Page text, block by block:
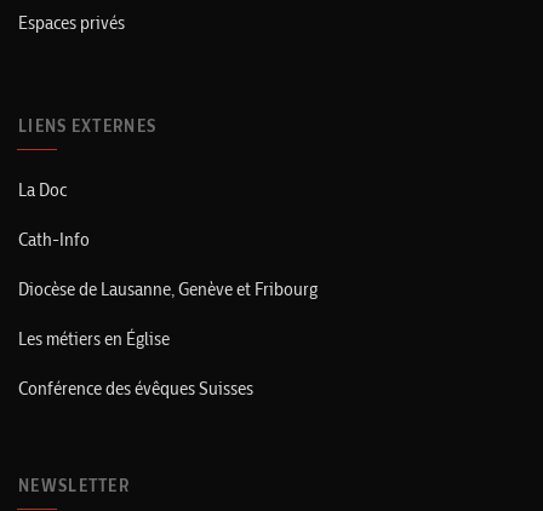
Espaces privés
LIENS EXTERNES
La Doc
Cath-Info
Diocèse de Lausanne, Genève et Fribourg
Les métiers en Église
Conférence des évêques Suisses
NEWSLETTER